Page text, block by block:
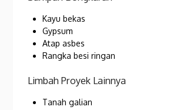
Kayu bekas
Gypsum
Atap asbes
Rangka besi ringan
Limbah Proyek Lainnya
Tanah galian